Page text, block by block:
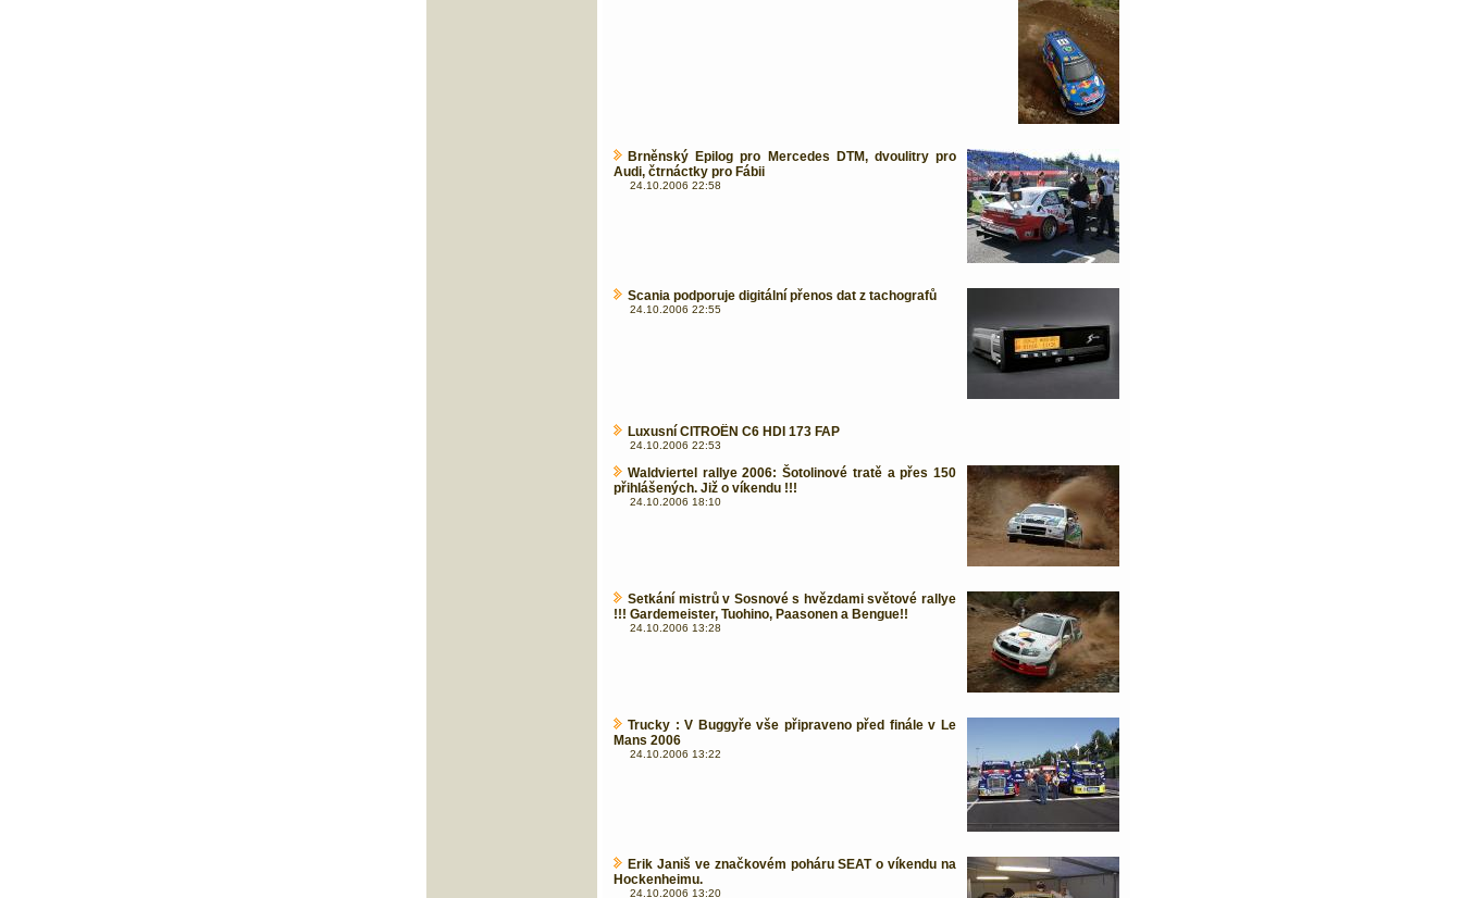
Brněnský Epilog pro Mercedes DTM, dvoulitry pro
Audi, čtrnáctky pro Fábii
24.10.2006 22:58
Scania podporuje digitální přenos dat z tachografů
24.10.2006 22:55
Luxusní CITROËN C6 HDI 173 FAP
24.10.2006 22:53
Waldviertel rallye 2006: Šotolinové tratě a přes 150
přihlášených. Již o víkendu !!!
24.10.2006 18:10
Setkání mistrů v Sosnové s hvězdami světové rallye
!!! Gardemeister, Tuohino, Paasonen a Bengue!!
24.10.2006 13:28
Trucky : V Buggyře vše připraveno před finále v Le
Mans 2006
24.10.2006 13:22
Erik Janiš ve značkovém poháru SEAT o víkendu na
Hockenheimu.
24.10.2006 13:20